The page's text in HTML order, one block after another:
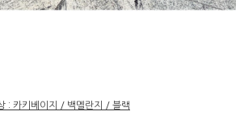
: 카키베이지 / 백멜란지 / 블랙